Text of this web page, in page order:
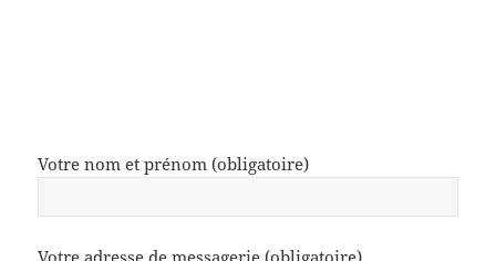
Votre nom et prénom (obligatoire)